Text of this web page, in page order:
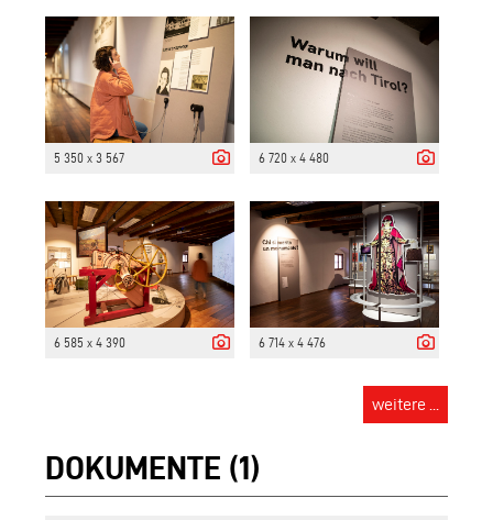
5 350 x 3 567 6 720 x 4 480
6 585 x 4 390 6 714 x 4 476
weitere ...
DOKUMENTE (1)